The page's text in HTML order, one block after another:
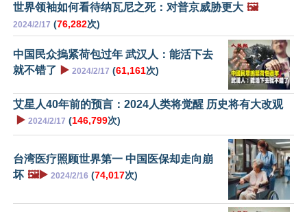
世界领袖如何看待纳瓦尼之死：对普京威胁更大 🖼️
2024/2/17 (76,282次)
中国民众摀紧荷包过年 武汉人：能活下去
就不错了 ▶️ 2024/2/17 (61,161次)
艾星人40年前的预言：2024人类将觉醒 历史将有大改观
▶️ 2024/2/17 (146,799次)
台湾医疗照顾世界第一 中国医保却走向崩
坏 🖼️▶️ 2024/2/16 (74,017次)